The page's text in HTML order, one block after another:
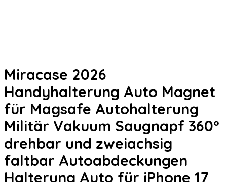
Miracase 2026
Handyhalterung Auto Magnet
für Magsafe Autohalterung
Militär Vakuum Saugnapf 360°
drehbar und zweiachsig
faltbar Autoabdeckungen
Halterung Auto für iPhone 17